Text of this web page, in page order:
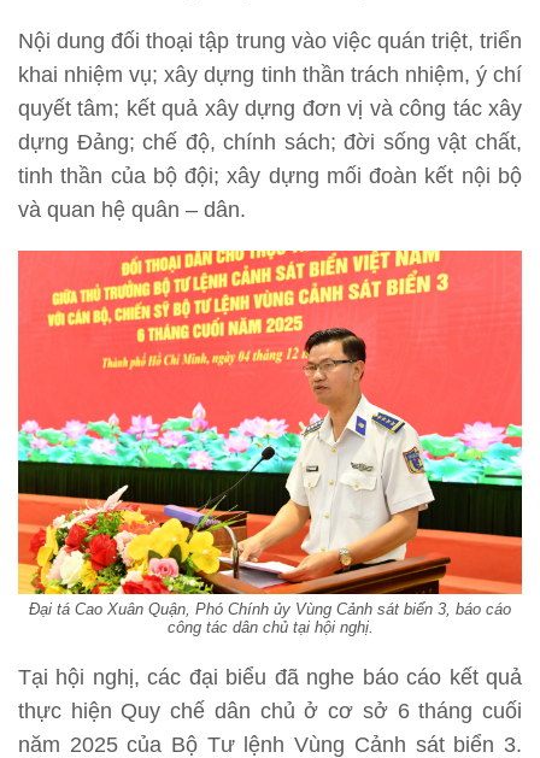
Nội dung đối thoại tập trung vào việc quán triệt, triển
khai nhiệm vụ; xây dựng tinh thần trách nhiệm, ý chí
quyết tâm; kết quả xây dựng đơn vị và công tác xây
dựng Đảng; chế độ, chính sách; đời sống vật chất,
tinh thần của bộ đội; xây dựng mối đoàn kết nội bộ
và quan hệ quân – dân.
Đại tá Cao Xuân Quận, Phó Chính ủy Vùng Cảnh sát biển 3, báo cáo
công tác dân chủ tại hội nghị.
Tại hội nghị, các đại biểu đã nghe báo cáo kết quả
thực hiện Quy chế dân chủ ở cơ sở 6 tháng cuối
năm 2025 của Bộ Tư lệnh Vùng Cảnh sát biển 3.